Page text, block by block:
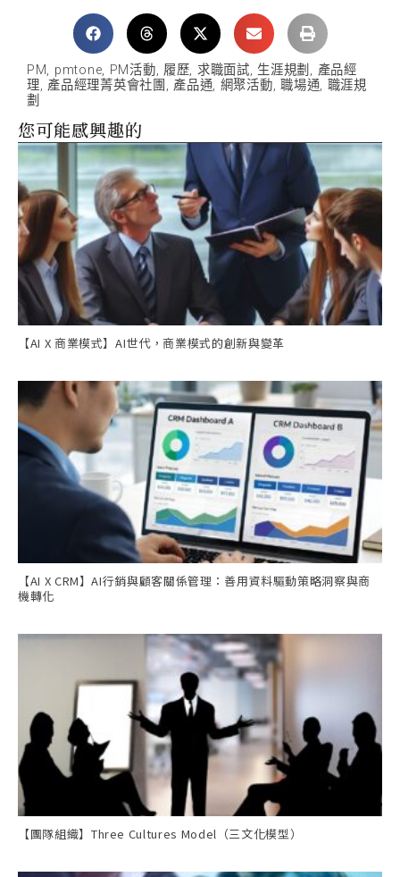
PM, pmtone, PM活動, 履歷, 求職面試, 生涯規劃 , 產品經
理, 產品經理菁英會社團 , 產品通, 網聚活動,職場通, 職涯規
劃
您可能感興趣的
【AI X 商業模式】AI世代，商業模式的創新與變革
【AI X CRM】AI行銷與顧客關係管理：善用資料驅動策略洞察與商
機轉化
【團隊組織】Three Cultures Model（三文化模型）